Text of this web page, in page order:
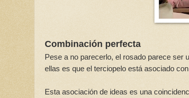
Combinación perfecta
Pese a no parecerlo, el rosado parece ser
ellas es que el terciopelo está asociado
Esta asociación de ideas es una